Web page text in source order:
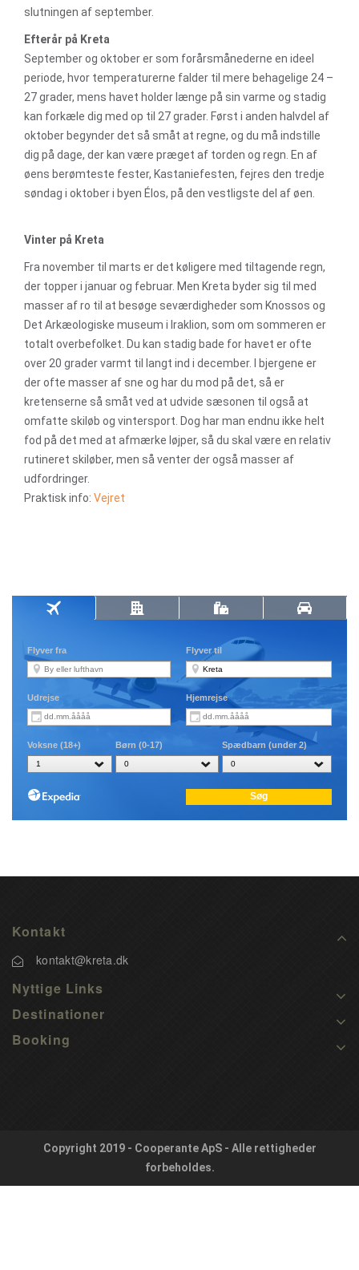
slutningen af september.
Efterår på Kreta
September og oktober er som forårsmånederne en ideel
periode, hvor temperaturerne falder til mere behagelige 24 –
27 grader, mens havet holder længe på sin varme og stadig
kan forkæle dig med op til 27 grader. Først i anden halvdel af
oktober begynder det så småt at regne, og du må indstille
dig på dage, der kan være præget af torden og regn. En af
øens berømteste fester, Kastaniefesten, fejres den tredje
søndag i oktober i byen Élos, på den vestligste del af øen.
Vinter på Kreta
Fra november til marts er det køligere med tiltagende regn,
der topper i januar og februar. Men Kreta byder sig til med
masser af ro til at besøge seværdigheder som Knossos og
Det Arkæologiske museum i Iraklion, som om sommeren er
totalt overbefolket. Du kan stadig bade for havet er ofte
over 20 grader varmt til langt ind i december. I bjergene er
der ofte masser af sne og har du mod på det, så er
kretenserne så småt ved at udvide sæsonen til også at
omfatte skiløb og vintersport. Dog har man endnu ikke helt
fod på det med at afmærke løjper, så du skal være en relativ
rutineret skiløber, men så venter der også masser af
udfordringer.
Praktisk info: Vejret
Kontakt
kontakt@kreta.dk
Nyttige Links
Destinationer
Booking
Copyright 2019 - Cooperante ApS - Alle rettigheder
forbeholdes.